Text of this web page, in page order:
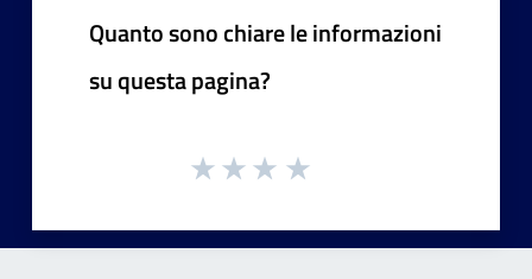
Quanto sono chiare le informazioni
su questa pagina?